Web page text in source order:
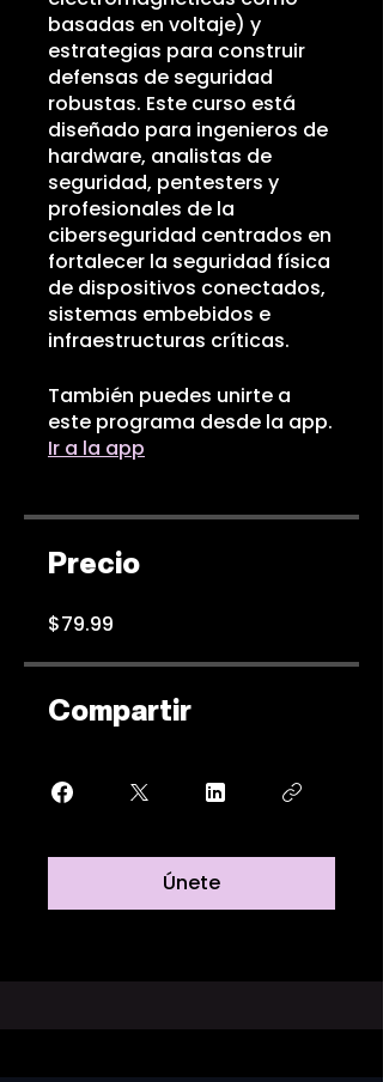
basadas en voltaje) y
estrategias para construir
defensas de seguridad
robustas. Este curso está
diseñado para ingenieros de
hardware, analistas de
seguridad, pentesters y
profesionales de la
ciberseguridad centrados en
fortalecer la seguridad física
de dispositivos conectados,
sistemas embebidos e
infraestructuras críticas.
También puedes unirte a
este programa desde la app.
Ir a la app
Precio
$79.99
Compartir
Únete